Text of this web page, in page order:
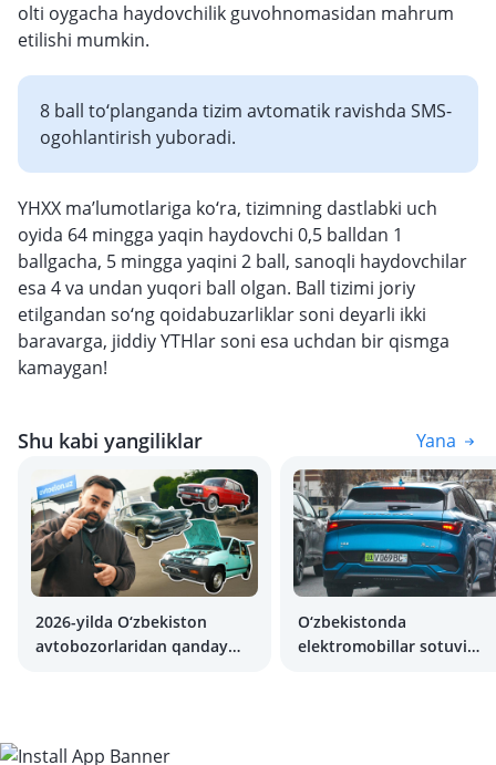
olti oygacha haydovchilik guvohnomasidan mahrum
etilishi mumkin.
8 ball to‘planganda tizim avtomatik ravishda SMS-
ogohlantirish yuboradi.
YHXX ma’lumotlariga ko‘ra, tizimning dastlabki uch
oyida 64 mingga yaqin haydovchi 0,5 balldan 1
ballgacha, 5 mingga yaqini 2 ball, sanoqli haydovchilar
esa 4 va undan yuqori ball olgan. Ball tizimi joriy
etilgandan so‘ng qoidabuzarliklar soni deyarli ikki
baravarga, jiddiy YTHlar soni esa uchdan bir qismga
kamaygan!
Shu kabi yangiliklar Yana
2026-yilda O‘zbekiston
avtobozorlaridan qanday
O‘zbekistonda
elektromobillar sotuvi